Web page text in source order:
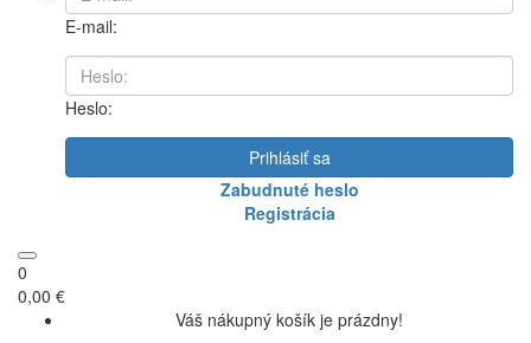
E-mail:
Heslo:
Prihlásiť sa
Zabudnuté heslo
Registrácia
0
0,00 €
Váš nákupný košík je prázdny!